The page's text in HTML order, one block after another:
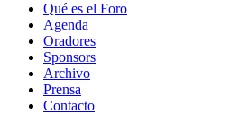
Qué es el Foro
Agenda
Oradores
Sponsors
Archivo
Prensa
Contacto